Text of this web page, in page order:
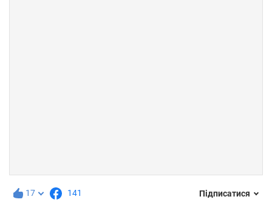
17 141 Підписатися